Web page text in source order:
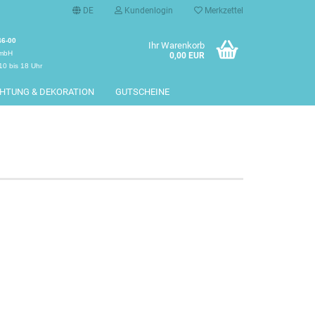
DE Kundenlogin Merkzettel
00
bis 18 Uhr
Ihr Warenkorb
0,00 EUR
& DEKORATION GUTSCHEINE